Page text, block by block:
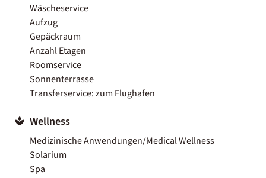
Wäscheservice
Aufzug
Gepäckraum
Anzahl Etagen
Roomservice
Sonnenterrasse
Transferservice: zum Flughafen
Wellness
Medizinische Anwendungen/Medical Wellness
Solarium
Spa